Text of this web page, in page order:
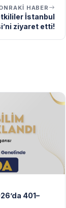
HABER
İstanbul
ziyaret etti!
401–